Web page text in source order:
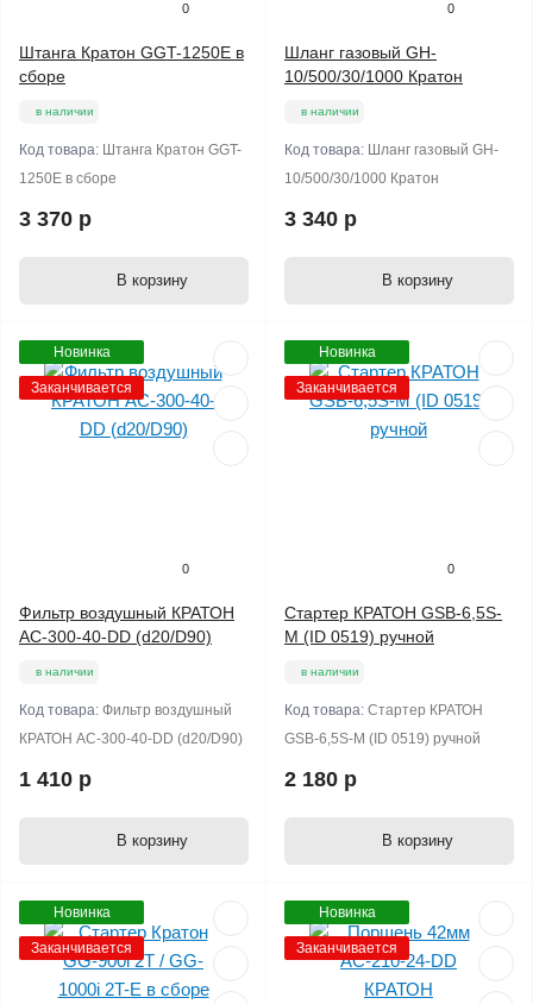
0
Штанга Кратон GGT-1250Е в
сборе
в наличии
Код товара: Штанга Кратон GGT-
1250Е в сборе
3 370 р
В корзину
0
Шланг газовый GH-
10/500/30/1000 Кратон
в наличии
Код товара: Шланг газовый GH-
10/500/30/1000 Кратон
3 340 р
В корзину
Новинка
Заканчивается
0
Фильтр воздушный КРАТОН
AC-300-40-DD (d20/D90)
в наличии
Код товара: Фильтр воздушный
КРАТОН AC-300-40-DD (d20/D90)
1 410 р
В корзину
Новинка
Заканчивается
0
Стартер КРАТОН GSB-6,5S-
M (ID 0519) ручной
в наличии
Код товара: Стартер КРАТОН
GSB-6,5S-M (ID 0519) ручной
2 180 р
В корзину
Новинка
Заканчивается
Новинка
Заканчивается